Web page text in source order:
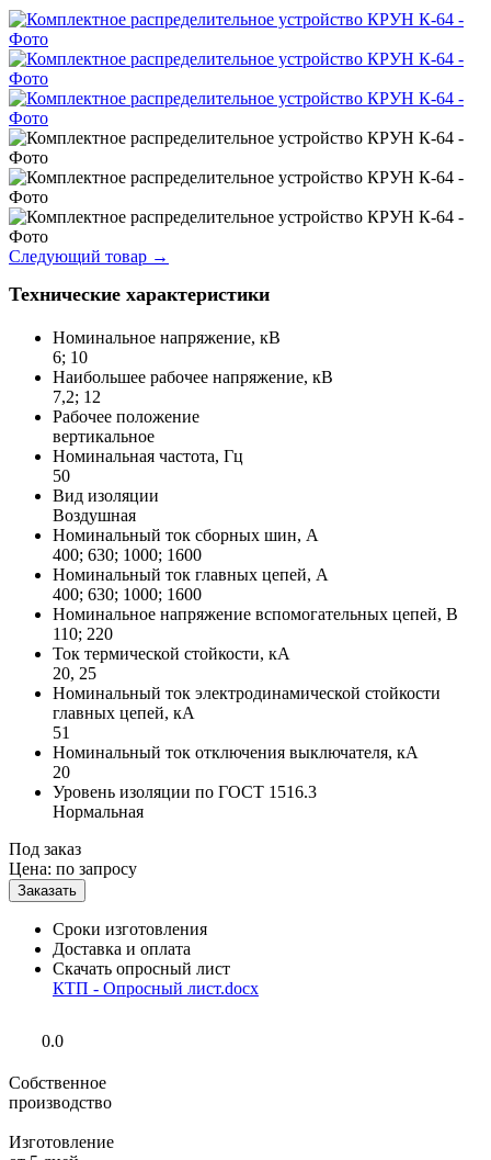
Следующий товар →
Технические характеристики
Номинальное напряжение, кВ
6; 10
Наибольшее рабочее напряжение, кВ
7,2; 12
Рабочее положение
вертикальное
Номинальная частота, Гц
50
Вид изоляции
Воздушная
Номинальный ток сборных шин, А
400; 630; 1000; 1600
Номинальный ток главных цепей, А
400; 630; 1000; 1600
Номинальное напряжение вспомогательных цепей, В
110; 220
Ток термической стойкости, кА
20, 25
Номинальный ток электродинамической стойкости
главных цепей, кА
51
Номинальный ток отключения выключателя, кА
20
Уровень изоляции по ГОСТ 1516.3
Нормальная
Под заказ
Цена: по запросу
Сроки изготовления
Доставка и оплата
Скачать опросный лист
КТП - Опросный лист.docx
0.0
Собственное
производство
Изготовление